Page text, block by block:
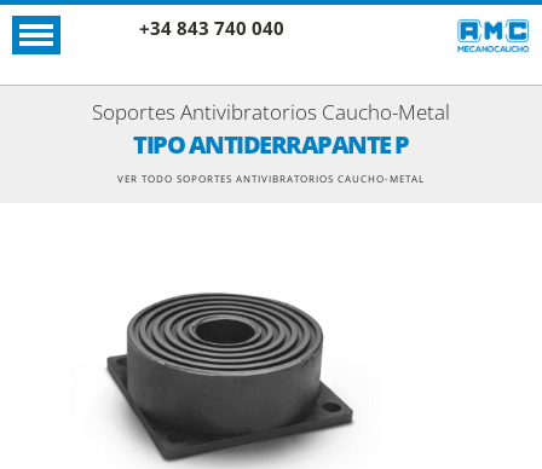
+34 843 740 040
Soportes Antivibratorios Caucho-Metal
TIPO ANTIDERRAPANTE P
VER TODO SOPORTES ANTIVIBRATORIOS CAUCHO-METAL